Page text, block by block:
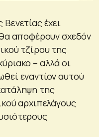
έχει
αποφέρουν σχεδόν
τζίρου της
– αλλά οι
εναντίον αυτού
της
αρχιπελάγους